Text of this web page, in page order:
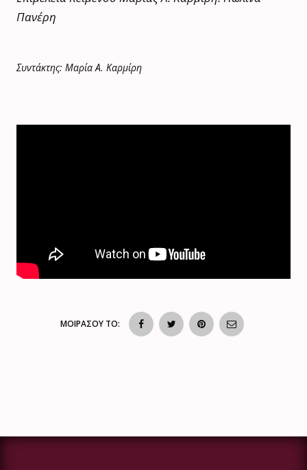
Πανέρη
Συντάκτης: Μαρία Α. Καρμίρη
ΜΟΙΡΑΣΟΥ ΤΟ: